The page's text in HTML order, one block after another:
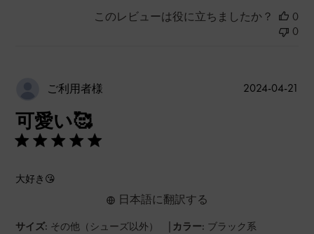
このレビューは役に立ちましたか？
0
0
ご利用者様
可愛い🥰
大好き😘
サイズ: その他（シューズ以外） | カラー: ブラック系
日本語に翻訳する
2024-04-21